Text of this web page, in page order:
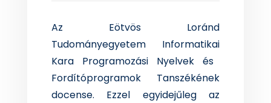
Az Eötvös Loránd
Tudományegyetem Informatikai
Kara Programozási Nyelvek
és
Fordítóprogramok
Tanszékének
docense. Ezzel egyidejűleg
az